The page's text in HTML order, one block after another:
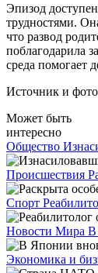
Эпизод
трудностями.
что развод
поблагодарила
среда помогает
Источник и
Может быть
интересно
Общество
Происшествия
Спорт
Новости Мира В
Экономика и